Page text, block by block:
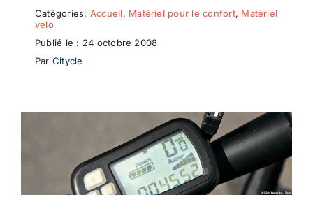
Catégories: Accueil, Matériel pour le confort, Matériel
vélo
Publié le : 24 octobre 2008
Par Citycle